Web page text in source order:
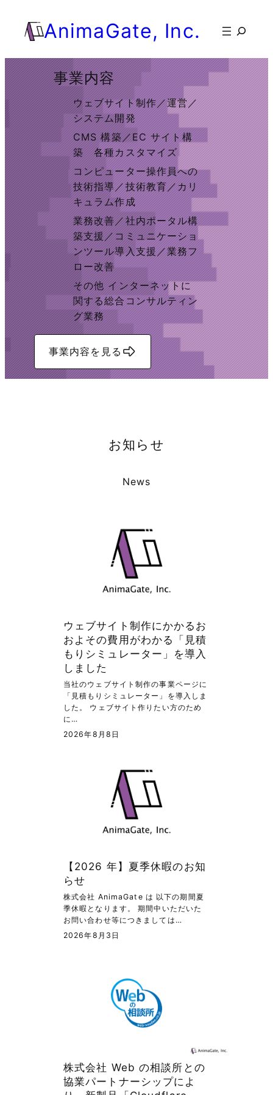
AnimaGate, Inc.
検
事業内容
ウェブサイト制作／運営／
システム開発
CMS 構築／EC サイト構
築 各種カスタマイズ
コンピューター操作員への
技術指導／技術教育／カリ
キュラム作成
業務改善／社内ポータル構
築支援／コミュニケーショ
ンツール導入支援／業務フ
ロー改善
その他 インターネットに
関する総合コンサルティン
グ業務
事業内容を見る
お知らせ
News
ウェブサイト制作にかかるお
およその費用がわかる「見積
もりシミュレーター」を導入
しました
当社のウェブサイト制作の事業ページに
「見積もりシミュレーター」を導入しま
した。 ウェブサイト作りたい方のため
に…
2026年8月8日
【2026 年】夏季休暇のお知
らせ
株式会社 AnimaGate は 以下の期間夏
季休暇となります。 期間中いただいた
お問い合わせ等につきましては…
2026年8月3日
株式会社 Web の相談所との
協業パートナーシップによ